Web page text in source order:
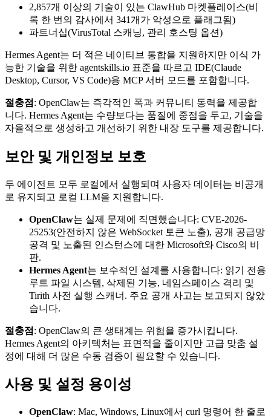
2,857개 이상의 기술이 있는 ClawHub 마켓플레이스(비
록 한 번의 감사에서 341개가 악성으로 플래그됨)
파트너십(VirusTotal 스캐닝, 관리 호스팅 옵션)
Hermes Agent는 더 적은 네이티브 통합을 지원하지만 이식 가
능한 기술을 위한 agentskills.io 표준을 따르고 IDE(Claude
Desktop, Cursor, VS Code)용 MCP 서버 모드를 포함합니다.
절충점 : OpenClaw는 즉각적인 폭과 커뮤니티 동력을 제공합
니다. Hermes Agent는 수량보다는 품질에 중점을 두고, 기술을
자율적으로 생성하고 개선하기 위한 내장 도구를 제공합니다.
보안 및 개인정보 보호
두 에이전트 모두 로컬에서 실행되며 사용자 데이터는 비공개
로 유지되고 로컬 LLM을 지원합니다.
OpenClaw는 실제 문제에 직면했습니다: CVE-2026-
25253(안전하지 않은 WebSocket 토큰 노출), 공개 공급망
공격 및 노출된 인스턴스에 대한 Microsoft와 Cisco의 비
판.
Hermes Agent는 보수적인 설계를 사용합니다: 읽기 전용
루트 파일 시스템, 삭제된 기능, 네임스페이스 격리 및
Tirith 사전 실행 스캐너. 주요 공개 사고는 보고되지 않았
습니다.
절충점 : OpenClaw의 큰 생태계는 위험을 증가시킵니다.
Hermes Agent의 아키텍처는 표면적을 줄이지만 고급 맞춤 설
정에 대해 더 많은 수동 검증이 필요할 수 있습니다.
사용 및 설정 용이성
OpenClaw: Mac, Windows, Linux에서 curl 명령어 한 줄로